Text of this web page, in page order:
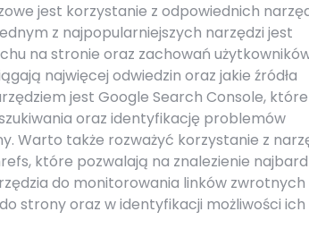
jest korzystanie z odpowiednich
z najpopularniejszych narzędzi jest
na stronie oraz zachowań
najwięcej odwiedzin oraz jakie źródła
jest Google Search Console, które
oraz identyfikację problemów
Warto także rozważyć korzystanie z
które pozwalają na znalezienie
do monitorowania linków zwrotnych
strony oraz w identyfikacji możliwości ich